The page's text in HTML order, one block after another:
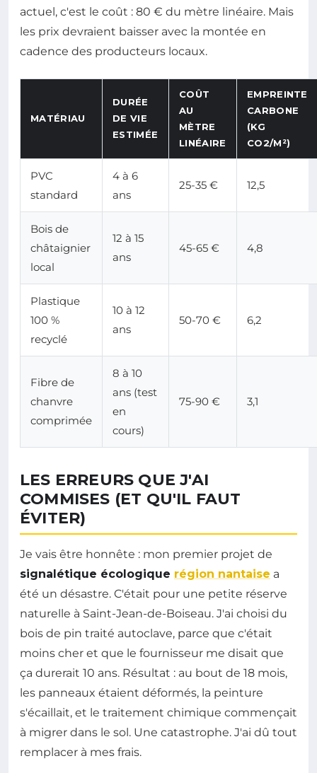
actuel, c'est le coût : 80 € du mètre linéaire. Mais
les prix devraient baisser avec la montée en
cadence des producteurs locaux.
MATÉRIAU
DURÉE
DE VIE
ESTIMÉE
COÛT
AU
MÈTRE
LINÉAIRE
EMPREINTE
CARBONE
(KG
CO2/M²)
PVC
standard
4 à 6
ans
25-35 € 12,5
Bois de
châtaignier
local
12 à 15
ans
45-65 € 4,8
Plastique
100 %
recyclé
10 à 12
ans
50-70 € 6,2
Fibre de
chanvre
comprimée
8 à 10
ans (test
en
cours)
75-90 € 3,1
LES ERREURS QUE J'AI
COMMISES (ET QU'IL FAUT
ÉVITER)
Je vais être honnête : mon premier projet de
signalétique écologique région nantaise a
été un désastre. C'était pour une petite réserve
naturelle à Saint-Jean-de-Boiseau. J'ai choisi du
bois de pin traité autoclave, parce que c'était
moins cher et que le fournisseur me disait que
ça durerait 10 ans. Résultat : au bout de 18 mois,
les panneaux étaient déformés, la peinture
s'écaillait, et le traitement chimique commençait
à migrer dans le sol. Une catastrophe. J'ai dû tout
remplacer à mes frais.